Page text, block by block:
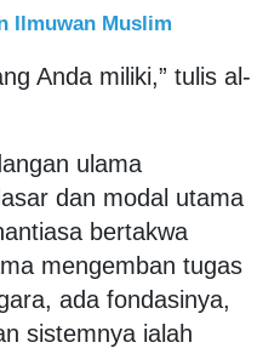
Ilmuwan Muslim
Anda miliki,” tulis al-
ulama
dan modal utama
bertakwa
mengemban tugas
ada fondasinya,
sistemnya ialah